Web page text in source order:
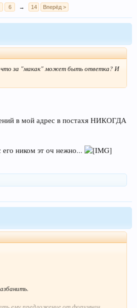
6 → 14 Вперёд >
за "макак" может быть ответка? И
в мой адрес в постахя НИКОГДА
ником эт оч нежно...